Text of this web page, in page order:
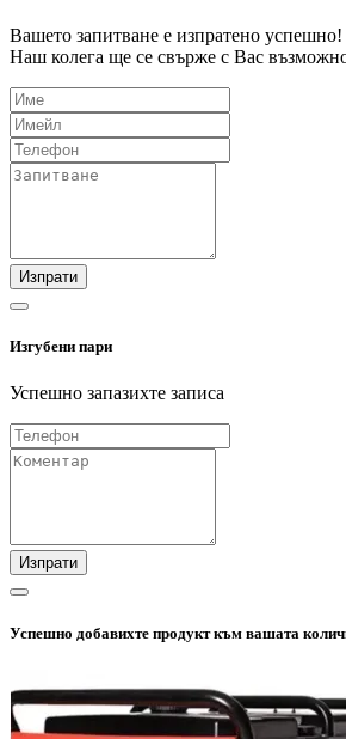
Вашето запитване е изпратено успешно!
Наш колега ще се свърже с Вас
Изпрати
Изгубени пари
Успешно запазихте записа
Изпрати
Успешно добавихте продукт към вашата